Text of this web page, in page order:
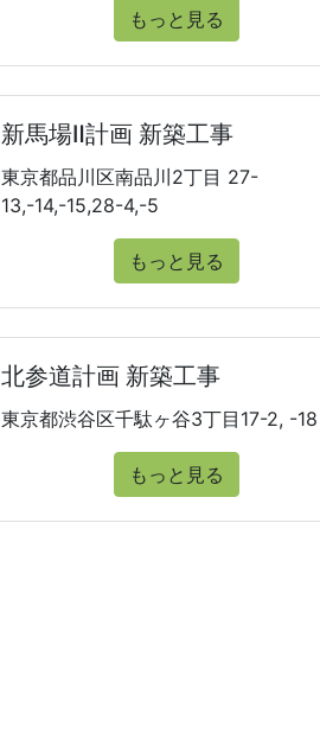
もっと見る
新馬場Ⅱ計画 新築工事
東京都品川区南品川2丁目 27-
13,-14,-15,28-4,-5
もっと見る
北参道計画 新築工事
東京都渋谷区千駄ヶ谷3丁目17-2, -18
もっと見る